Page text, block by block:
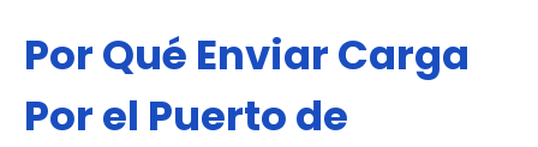
Por Qué Enviar Carga
Por el Puerto de